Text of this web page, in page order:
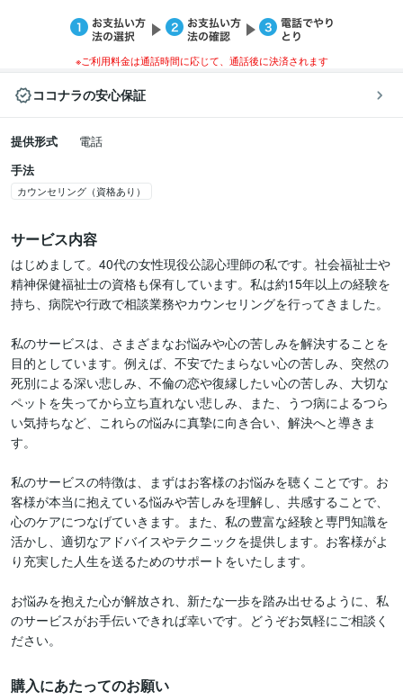
※ご利用料金は通話時間に応じて、通話後に決済されます
ココナラの安心保証
提供形式
電話
手法
カウンセリング（資格あり）
サービス内容
はじめまして。40代の女性現役公認心理師の私です。社会福祉士や
精神保健福祉士の資格も保有しています。私は約15年以上の経験を
持ち、病院や行政で相談業務やカウンセリングを行ってきました。
私のサービスは、さまざまなお悩みや心の苦しみを解決することを
目的としています。例えば、不安でたまらない心の苦しみ、突然の
死別による深い悲しみ、不倫の恋や復縁したい心の苦しみ、大切な
ペットを失ってから立ち直れない悲しみ、また、うつ病によるつら
い気持ちなど、これらの悩みに真摯に向き合い、解決へと導きま
す。
私のサービスの特徴は、まずはお客様のお悩みを聴くことです。お
客様が本当に抱えている悩みや苦しみを理解し、共感することで、
心のケアにつなげていきます。また、私の豊富な経験と専門知識を
活かし、適切なアドバイスやテクニックを提供します。お客様がよ
り充実した人生を送るためのサポートをいたします。
お悩みを抱えた心が解放され、新たな一歩を踏み出せるように、私
のサービスがお手伝いできれば幸いです。どうぞお気軽にご相談く
ださい。
購入にあたってのお願い